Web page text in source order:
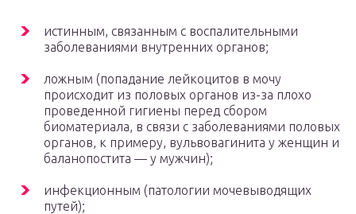
истинным, связанным с воспалительными
заболеваниями внутренних органов;
ложным (попадание лейкоцитов в мочу
происходит из половых органов из-за плохо
проведенной гигиены перед сбором
биоматериала, в связи с заболеваниями половых
органов, к примеру, вульвовагинита у женщин и
баланопостита — у мужчин);
инфекционным (патологии мочевыводящих
путей);